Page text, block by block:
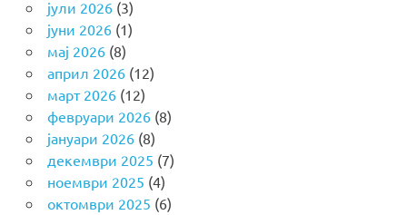
јули 2026(3)
јуни 2026(1)
мај 2026(8)
април 2026(12)
март 2026(12)
февруари 2026(8)
јануари 2026(8)
декември 2025 (7)
ноември 2025 (4)
октомври 2025 (6)